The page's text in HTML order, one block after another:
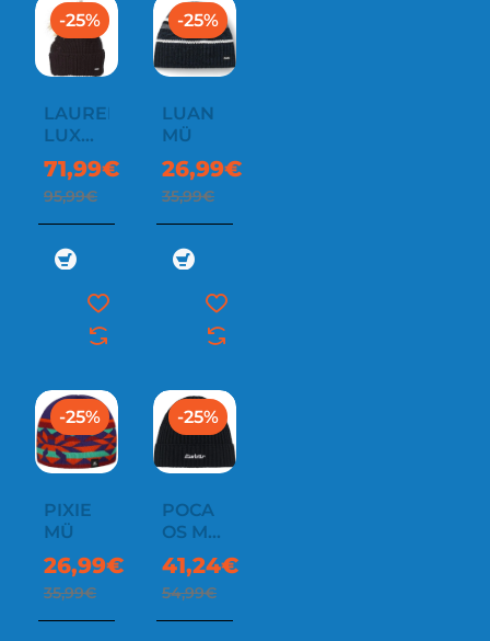
-25%
LAUREEN
LUX
MÜ
71,99€
95,99€
-25%
LUAN
MÜ
26,99€
35,99€
-25%
PIXIE
MÜ
26,99€
35,99€
-25%
POCA
OS MU
RL
41,24€
54,99€